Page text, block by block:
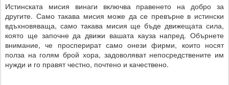
Истинската мисия винаги включва правенето на добро за
другите. Само такава мисия може да се превърне в истински
вдъхновяваща, само такава мисия ще бъде движещата сила,
която ще започне да движи вашата кауза напред. Обърнете
внимание, че просперират само онези фирми, които носят
полза на голям брой хора, задоволяват непосредствените им
нужди и го правят честно, почтено и качествено.